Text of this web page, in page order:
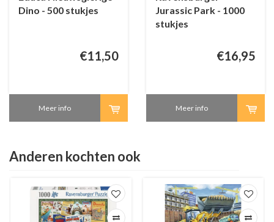
Dino - 500 stukjes
€11,50
Meer info
Jurassic Park - 1000
stukjes
€16,95
Meer info
Anderen kochten ook